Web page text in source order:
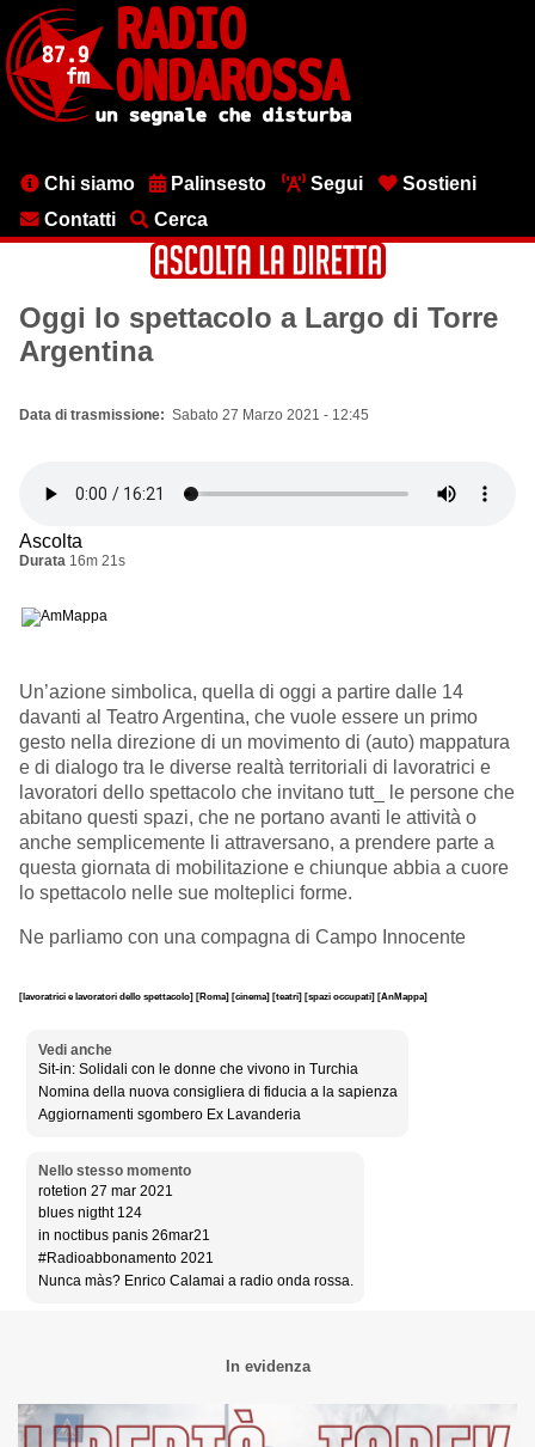
contenuto
principale
MenuChi siamo Palinsesto Segui
Sostieni
Contatti
Cerca
Oggi lo spettacolo a Largo di Torre
Argentina
Data di trasmissione Sabato 27 Marzo 2021 - 12:45
Ascolta
Durata 16m 21s
Un’azione simbolica, quella di oggi a partire dalle 14
davanti al Teatro Argentina, che vuole essere un primo
gesto nella direzione di un movimento di (auto) mappatura
e di dialogo tra le diverse realtà territoriali di lavoratrici e
lavoratori dello spettacolo che invitano tutt_ le persone che
abitano questi spazi, che ne portano avanti le attività o
anche semplicemente li attraversano, a prendere parte a
questa giornata di mobilitazione e chiunque abbia a cuore
lo spettacolo nelle sue molteplici forme.
Ne parliamo con una compagna di Campo Innocente
[lavoratrici e lavoratori dello spettacolo] [Roma] [cinema] [teatri] [spazi occupati] [AnMappa]
Vedi anche
Sit-in: Solidali con le donne che vivono in Turchia
Nomina della nuova consigliera di fiducia a la sapienza
Aggiornamenti sgombero Ex Lavanderia
Nello stesso momento
rotetion 27 mar 2021
blues nigtht 124
in noctibus panis 26mar21
#Radioabbonamento 2021
Nunca màs? Enrico Calamai a radio onda rossa.
In evidenza